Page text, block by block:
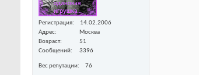
Регистрация
14.02.2006
Адрес
Москва
Возраст
51
Сообщений
3396
Вес репутации 76